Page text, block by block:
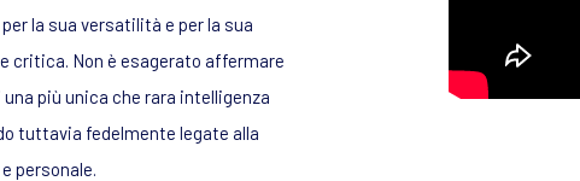
la sua versatilità e per la sua
critica. Non è esagerato affermare
più unica che rara intelligenza
tuttavia fedelmente legate alla
personale.